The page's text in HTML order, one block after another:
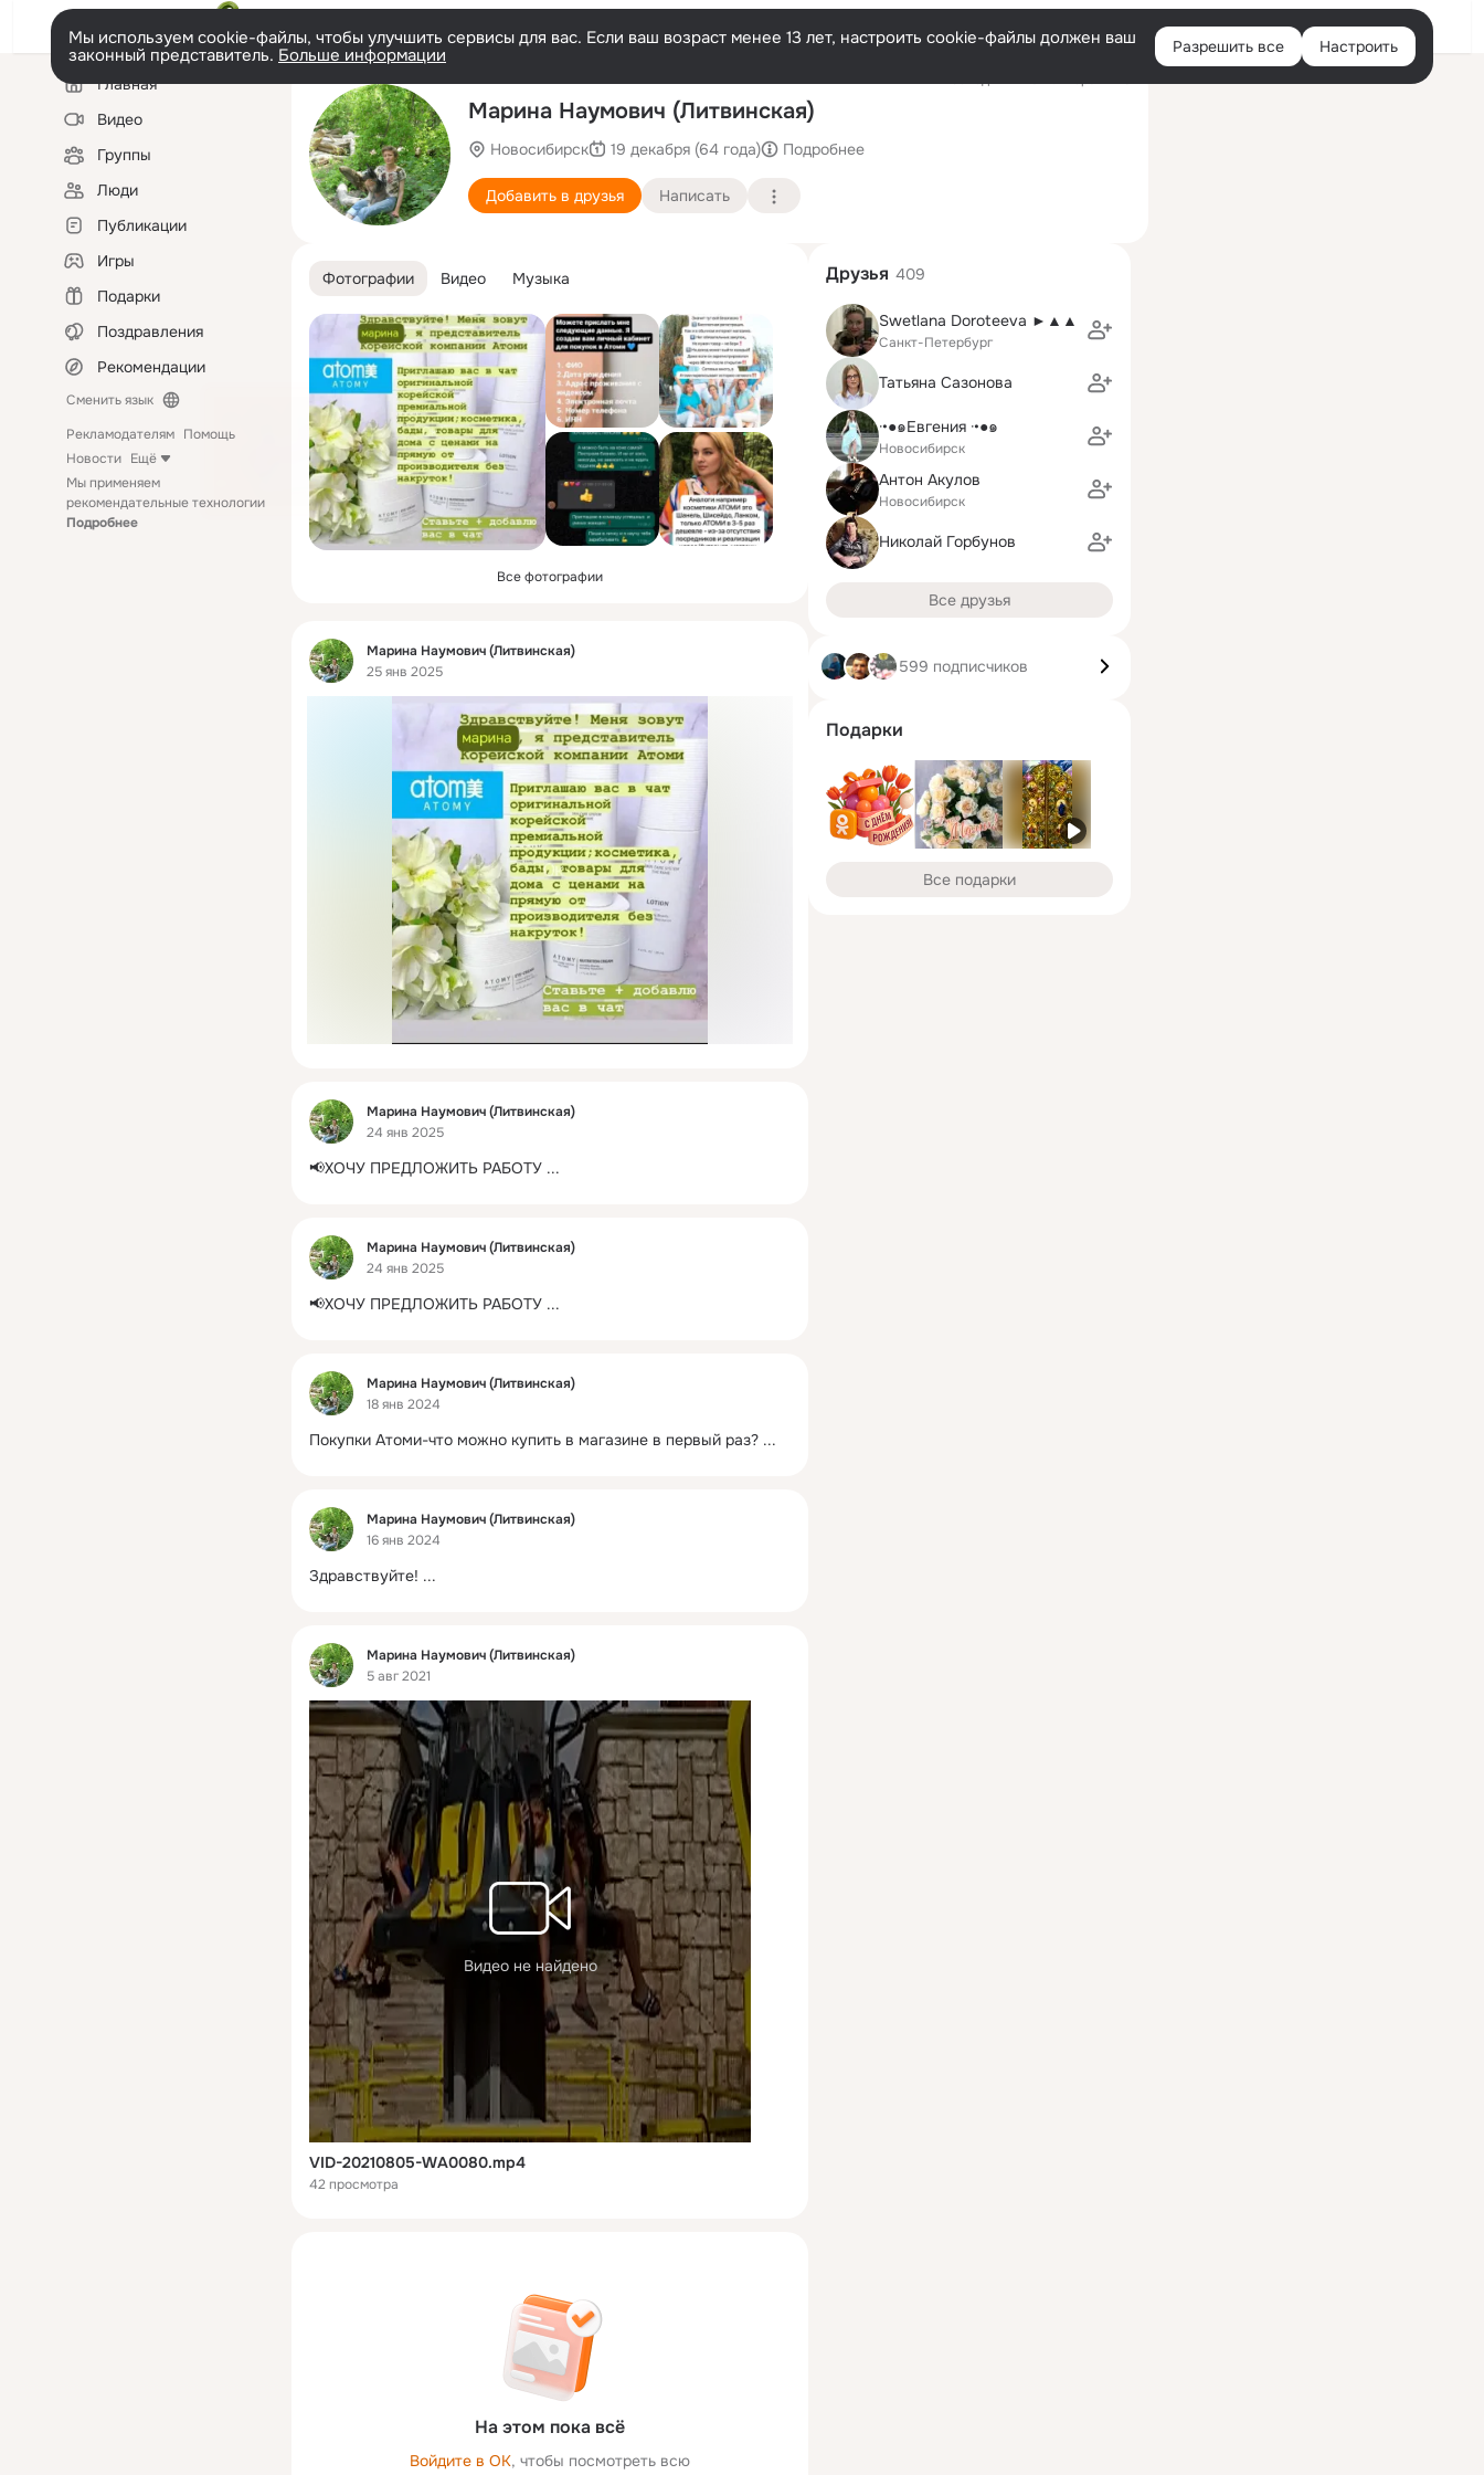
Войти
Мы используем cookie-файлы, чтобы улучшить сервисы для вас. Если ваш возраст менее 13 лет, настроить cookie-файлы должен ваш
законный представитель. Больше информации Разрешить все Настроить
Левая
колонкаГлавная
Видео
Группы
Люди
Публикации
Игры
Подарки
Поздравления
Рекомендации
Сменить язык
Рекламодателям Помощь
Новости Ещё
Мы применяем
рекомендательные технологии
Подробнее
Марина Наумович (Литвинская)
Новосибирск 19 декабря (64 года) Подробнее
Добавить в друзья Написать
Фотографии Видео Музыка
Все фотографии
Фид
Марина Наумович (Литвинская)
25 янв 2025
Фид
Марина Наумович (Литвинская)
24 янв 2025
📢ХОЧУ ПРЕДЛОЖИТЬ РАБОТУ ...
Фид
Марина Наумович (Литвинская)
24 янв 2025
📢ХОЧУ ПРЕДЛОЖИТЬ РАБОТУ ...
Фид
Марина Наумович (Литвинская)
18 янв 2024
Покупки Атоми-что можно купить в магазине в первый раз? ...
Фид
Марина Наумович (Литвинская)
16 янв 2024
Здравствуйте! ...
Фид
Марина Наумович (Литвинская)
5 авг 2021
Видео не найдено
VID-20210805-WA0080.mp4
42 просмотра
На этом пока всё
Войдите в ОК, чтобы посмотреть всю
Друзья 409
Swetlana Doroteeva ►▲▲
Санкт-Петербург
Татьяна Сазонова
·•●๑Евгения ·•●๑
Новосибирск
Антон Акулов
Новосибирск
Николай Горбунов
Все друзья
599 подписчиков
Подарки
Все подарки